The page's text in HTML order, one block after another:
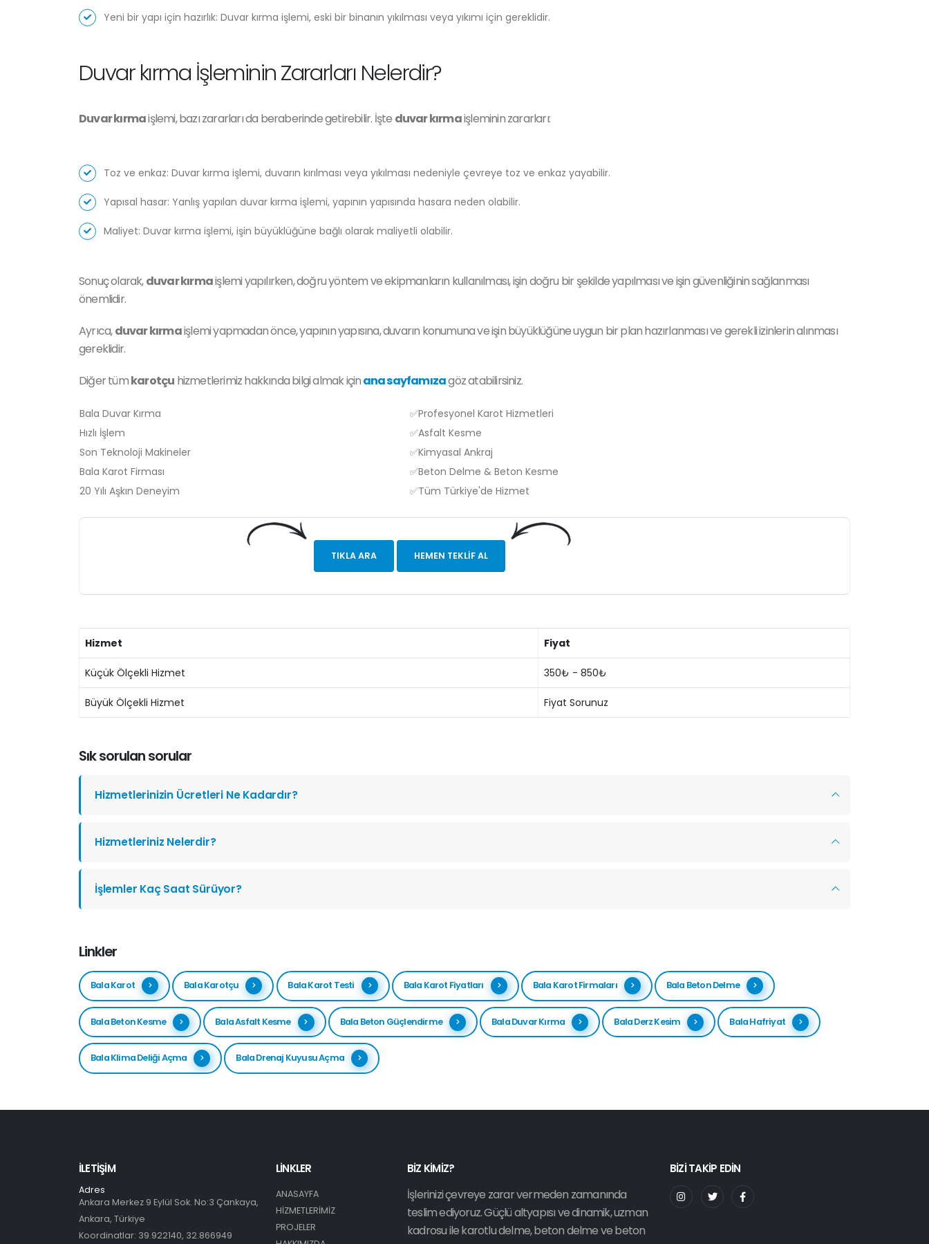
Yeni bir yapı için hazırlık: Duvar kırma işlemi, eski bir binanın yıkılması veya yıkımı için gereklidir.
Duvar kırma İşleminin Zararları Nelerdir?
Duvar kırmaişlemi, bazı zararları da beraberinde getirebilir. İşte duvar kırmaişleminin zararları:
Toz ve enkaz: Duvar kırma işlemi, duvarın kırılması veya yıkılması nedeniyle çevreye toz ve enkaz yayabilir.
Yapısal hasar: Yanlış yapılan duvar kırma işlemi, yapının yapısında hasara neden olabilir.
Maliyet: Duvar kırma işlemi, işin büyüklüğüne bağlı olarak maliyetli olabilir.
Sonuç olarak,duvar kırmaişlemi yapılırken, doğru yöntem ve ekipmanların kullanılması, işin doğru bir şekilde yapılması ve işin güvenliğinin sağlanması
önemlidir.
Ayrıca,duvar kırmaişlemi yapmadan önce, yapının yapısına, duvarın konumuna ve işin büyüklüğüne uygun bir plan hazırlanması ve gerekli izinlerin alınması
gereklidir.
Diğer tümkarotçu hizmetlerimiz hakkında bilgi almak içinana sayfamızagöz atabilirsiniz.
Bala Duvar Kırma
✅Profesyonel Karot Hizmetleri
Hızlı İşlem
✅Asfalt Kesme
Son Teknoloji Makineler
✅Kimyasal Ankraj
Bala Karot Firması
✅Beton Delme & Beton Kesme
20 Yılı Aşkın Deneyim
✅Tüm Türkiye'de Hizmet
TIKLA ARA HEMEN TEKLIF AL
Hizmet Fiyat
Küçük Ölçekli Hizmet 350₺ - 850₺
Büyük Ölçekli Hizmet Fiyat Sorunuz
Sık sorulan sorular
Hizmetlerinizin Ücretleri Ne Kadardır?
Hizmetleriniz Nelerdir?
İşlemler Kaç Saat Sürüyor?
Linkler
Bala Karot Bala Karotçu Bala Karot Testi Bala Karot Fiyatları Bala Karot Firmaları Bala Beton Delme
Bala Beton Kesme Bala Asfalt Kesme Bala Beton Güçlendirme Bala Duvar Kırma Bala Derz Kesim Bala Hafriyat
Bala Klima Deliği Açma Bala Drenaj Kuyusu Açma
İLETIŞIM
Adres
Ankara Merkez 9 Eylül Sok. No:3 Çankaya,
Ankara, Türkiye
Koordinatlar: 39.922140, 32.866949
LİNKLER
ANASAYFA
HİZMETLERİMİZ
PROJELER
BİZ KİMİZ?
İşlerinizi çevreye zarar vermeden zamanında
teslim ediyoruz. Güçlü altyapısı ve dinamik, uzman
kadrosu ile karotlu delme, beton delme ve beton
BİZİ TAKİP EDİN